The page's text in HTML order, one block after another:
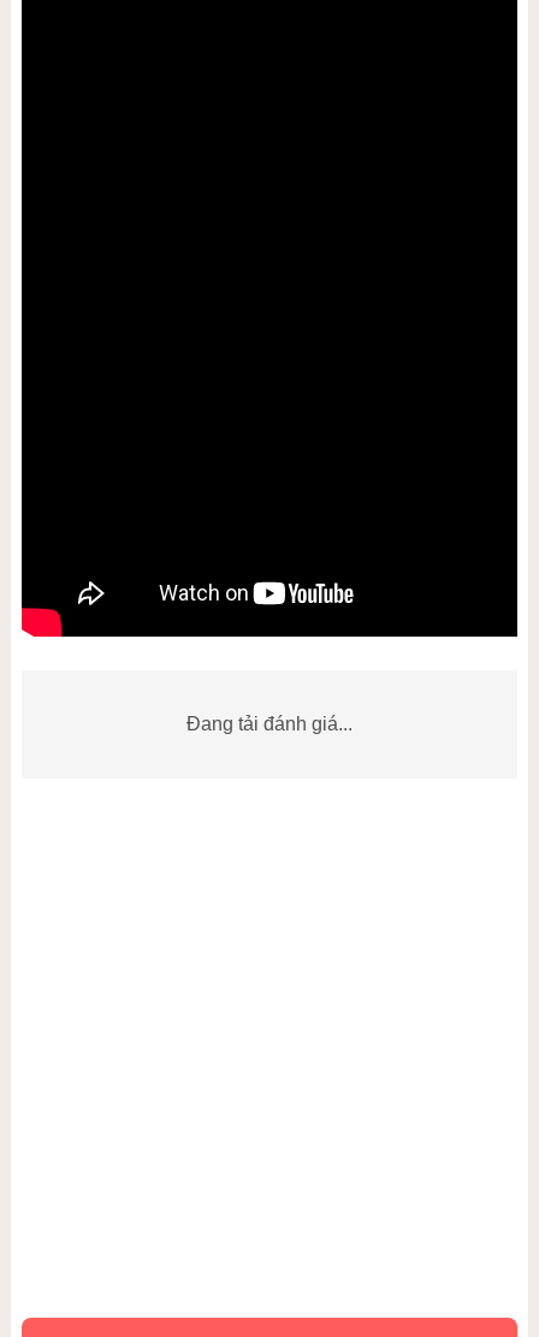
Đang tải đánh giá...